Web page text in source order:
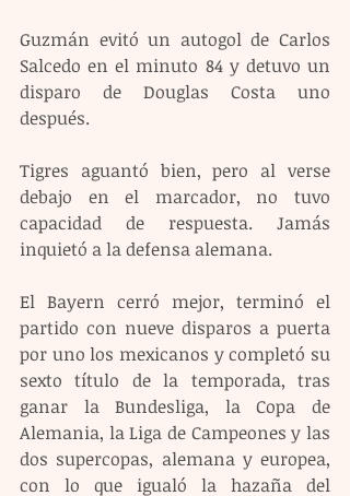
Guzmán evitó un autogol de Carlos
Salcedo en el minuto 84 y detuvo un
disparo de Douglas Costa uno
después.
Tigres aguantó bien, pero al verse
debajo en el marcador, no tuvo
capacidad de respuesta. Jamás
inquietó a la defensa alemana.
El Bayern cerró mejor, terminó el
partido con nueve disparos a puerta
por uno los mexicanos y completó su
sexto título de la temporada, tras
ganar la Bundesliga, la Copa de
Alemania, la Liga de Campeones y las
dos supercopas, alemana y europea,
con lo que igualó la hazaña del